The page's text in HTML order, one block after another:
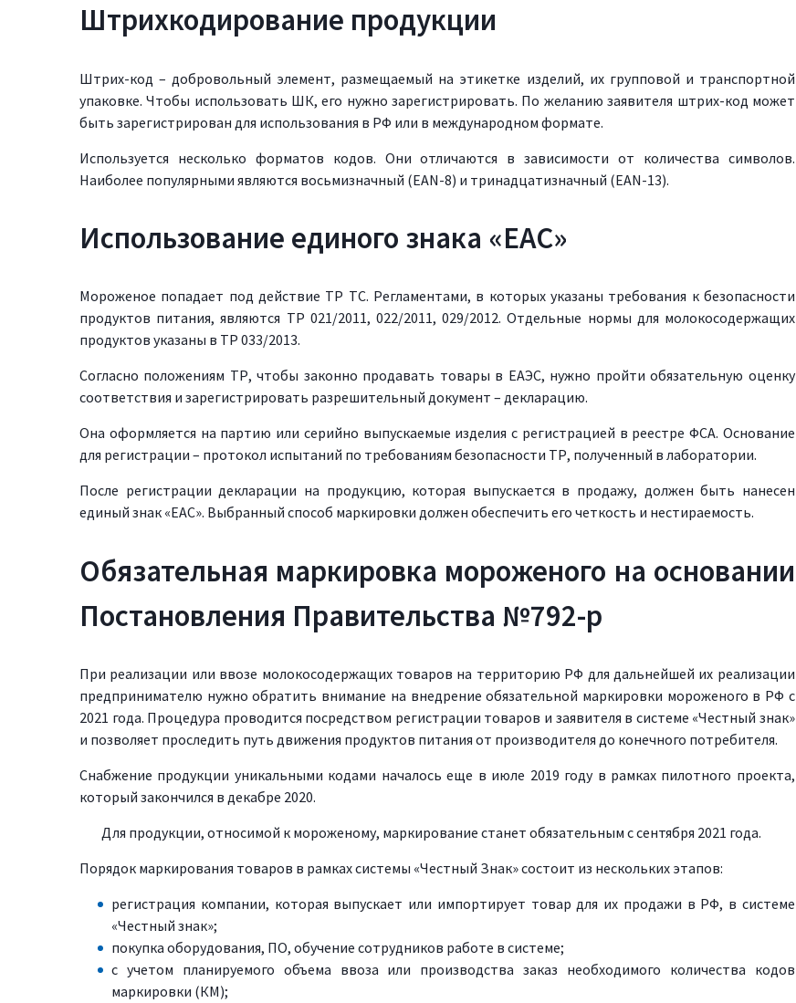
Штрихкодирование продукции
Штрих-код – добровольный элемент, размещаемый на этикетке изделий, их групповой и транспортной
упаковке. Чтобы использовать ШК, его нужно зарегистрировать. По желанию заявителя штрих-код может
быть зарегистрирован для использования в РФ или в международном формате.
Используется несколько форматов кодов. Они отличаются в зависимости от количества символов.
Наиболее популярными являются восьмизначный (EAN-8) и тринадцатизначный (EAN-13).
Использование единого знака «ЕАС»
Мороженое попадает под действие ТР ТС. Регламентами, в которых указаны требования к безопасности
продуктов питания, являются ТР 021/2011, 022/2011, 029/2012. Отдельные нормы для молокосодержащих
продуктов указаны в ТР 033/2013.
Согласно положениям ТР, чтобы законно продавать товары в ЕАЭС, нужно пройти обязательную оценку
соответствия и зарегистрировать разрешительный документ – декларацию.
Она оформляется на партию или серийно выпускаемые изделия с регистрацией в реестре ФСА. Основание
для регистрации – протокол испытаний по требованиям безопасности ТР, полученный в лаборатории.
После регистрации декларации на продукцию, которая выпускается в продажу, должен быть нанесен
единый знак «ЕАС». Выбранный способ маркировки должен обеспечить его четкость и нестираемость.
Обязательная маркировка мороженого на основании
Постановления Правительства №792-р
При реализации или ввозе молокосодержащих товаров на территорию РФ для дальнейшей их реализации
предпринимателю нужно обратить внимание на внедрение обязательной маркировки мороженого в РФ с
2021 года. Процедура проводится посредством регистрации товаров и заявителя в системе «Честный знак»
и позволяет проследить путь движения продуктов питания от производителя до конечного потребителя.
Снабжение продукции уникальными кодами началось еще в июле 2019 году в рамках пилотного проекта,
который закончился в декабре 2020.
Для продукции, относимой к мороженому, маркирование станет обязательным с сентября 2021 года.
Порядок маркирования товаров в рамках системы «Честный Знак» состоит из нескольких этапов:
регистрация компании, которая выпускает или импортирует товар для их продажи в РФ, в системе
«Честный знак»;
покупка оборудования, ПО, обучение сотрудников работе в системе;
с учетом планируемого объема ввоза или производства заказ необходимого количества кодов
маркировки (КМ);